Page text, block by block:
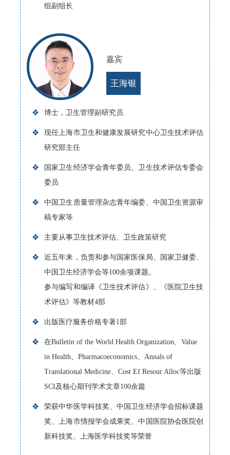
组副组长
嘉宾
王海银
❖ 博士，卫生管理副研究员
❖
现任上海市卫生和健康发展研究中心卫生技术评估
研究部主任
❖
国家卫生经济学会青年委员、卫生技术评估专委会
委员
❖
中国卫生质量管理杂志青年编委、中国卫生资源审
稿专家等
❖ 主要从事卫生技术评估、卫生政策研究
❖
近五年来，负责和参与国家医保局、国家卫健委、
中国卫生经济学会等100余项课题。
参与编写和编译《卫生技术评估》、《医院卫生技
术评估》等教材4部
❖ 出版医疗服务价格专著1部
❖
在Bulletin of the World Health Organization、Value
in Health、Pharmacoeconomics、Annals of
Translational Medicine、Cost Ef Resour Alloc等出版
SCI及核心期刊学术文章100余篇
❖
荣获中华医学科技奖、中国卫生经济学会招标课题
奖、上海市情报学会成果奖、中国医院协会医院创
新科技奖、上海医学科技奖等荣誉